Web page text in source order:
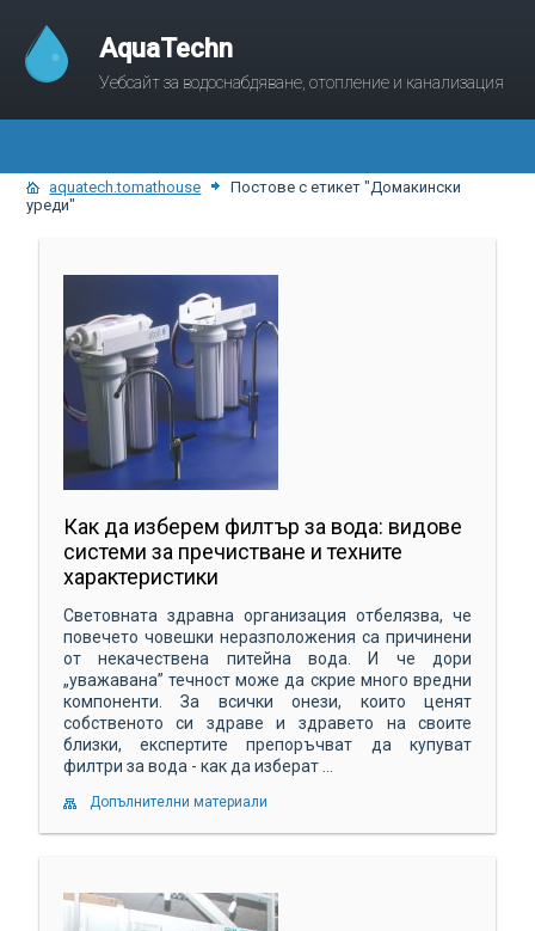
AquaTechn
Уебсайт за водоснабдяване, отопление и канализация
aquatech.tomathouse
Постове с етикет "Домакински
уреди"
Как да изберем филтър за вода: видове
системи за пречистване и техните
характеристики
Световната здравна организация отбелязва, че
повечето човешки неразположения са причинени
от некачествена питейна вода. И че дори
„уважавана” течност може да скрие много вредни
компоненти. За всички онези, които ценят
собственото си здраве и здравето на своите
близки, експертите препоръчват да купуват
филтри за вода - как да изберат ...
Допълнителни материали